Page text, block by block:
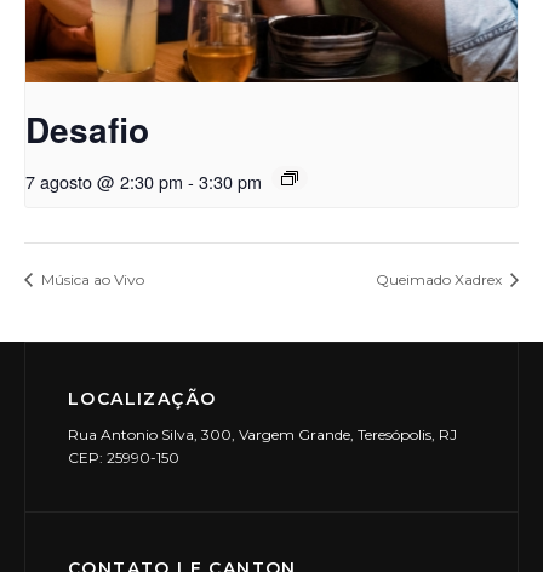
Desafio
7 agosto @ 2:30 pm - 3:30 pm
Música ao Vivo Queimado Xadrex
LOCALIZAÇÃO
Rua Antonio Silva, 300, Vargem Grande, Teresópolis, RJ
CEP: 25990-150